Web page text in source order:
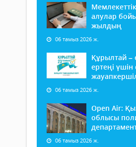
алулар
жылдың
06 тамыз 2026 ж.
Құрылтай –
ертеңі үшін
06 тамыз 2026 ж.
Open Air:
облысы
06 тамыз 2026 ж.